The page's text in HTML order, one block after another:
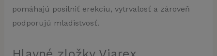
pomáhajú posilniť erekciu, vytrvalosť a zároveň
podporujú mladistvosť.